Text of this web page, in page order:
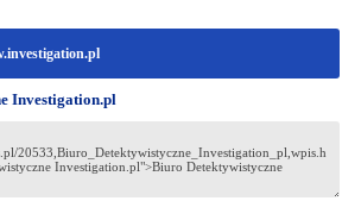
Investigation.pl